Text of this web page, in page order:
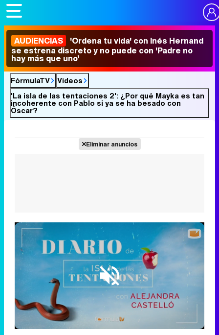
AUDIENCIAS 'Ordena tu vida' con Inés Hernand
se estrena discreto y no puede con 'Padre no
hay más que uno'
FórmulaTV
Vídeos
'La isla de las tentaciones 2': ¿Por qué Mayka es tan
incoherente con Pablo si ya se ha besado con
Óscar?
Eliminar anuncios
Loaded
4.24%